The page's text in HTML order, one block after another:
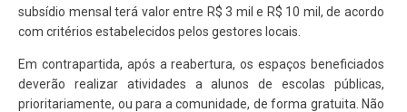
subsídio mensal terá valor entre R$ 3 mil e R$ 10 mil, de acordo
com critérios estabelecidos pelos gestores locais.
Em contrapartida, após a reabertura, os espaços beneficiados
deverão realizar atividades a alunos de escolas públicas,
prioritariamente, ou para a comunidade, de forma gratuita. Não